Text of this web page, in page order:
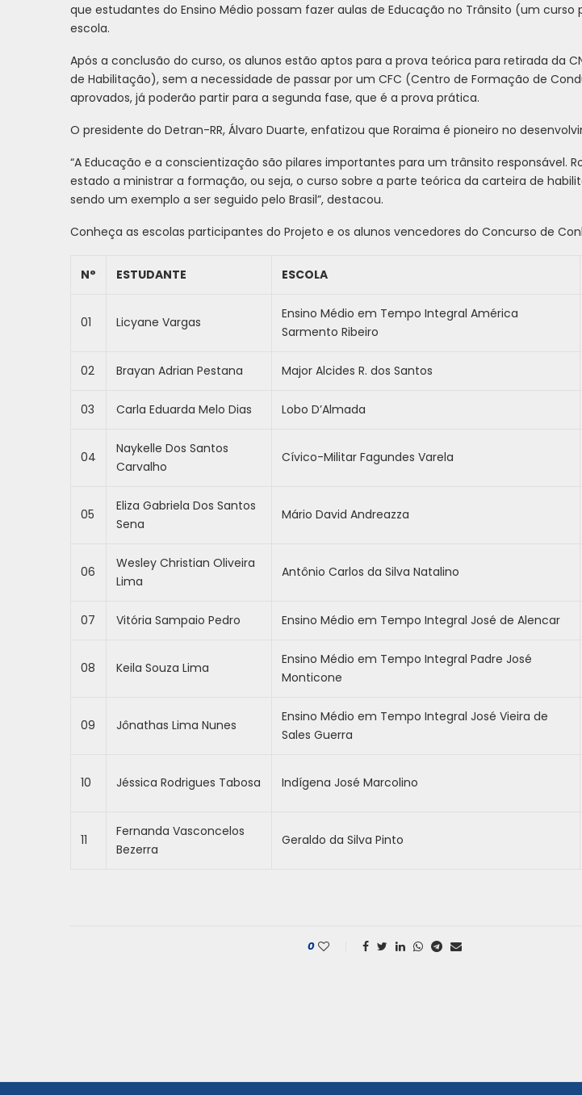
que estudantes do Ensino Médio possam fazer aulas de Educação no Trânsito (um curso
escola.
Após a conclusão do curso, os alunos estão aptos para a prova teórica para retirada da
de Habilitação), sem a necessidade de passar por um CFC (Centro de Formação de
aprovados, já poderão partir para a segunda fase, que é a prova prática.
O presidente do Detran-RR, Álvaro Duarte, enfatizou que Roraima é pioneiro no
“A Educação e a conscientização são pilares importantes para um trânsito responsável.
estado a ministrar a formação, ou seja, o curso sobre a parte teórica da carteira de
sendo um exemplo a ser seguido pelo Brasil”, destacou.
Conheça as escolas participantes do Projeto e os alunos vencedores do Concurso de
N° ESTUDANTE ESCOLA
01 Licyane Vargas
Ensino Médio em Tempo Integral América
Sarmento Ribeiro
02 Brayan Adrian Pestana Major Alcides R. dos Santos
03 Carla Eduarda Melo Dias Lobo D’Almada
04
Naykelle Dos Santos
Carvalho
Cívico-Militar Fagundes Varela
05
Eliza Gabriela Dos Santos
Sena
Mário David Andreazza
06
Wesley Christian Oliveira
Lima
Antônio Carlos da Silva Natalino
07 Vitória Sampaio Pedro Ensino Médio em Tempo Integral José de Alencar
08 Keila Souza Lima
Ensino Médio em Tempo Integral Padre José
Monticone
09 Jônathas Lima Nunes
Ensino Médio em Tempo Integral José Vieira de
Sales Guerra
10 Jéssica Rodrigues Tabosa Indígena José Marcolino
11
Fernanda Vasconcelos
Bezerra
Geraldo da Silva Pinto
0